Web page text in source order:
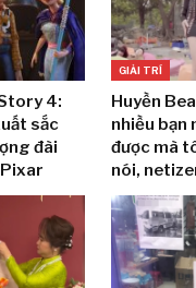
4:
sắc
đài
GIẢI TRÍ
Huyền
nhiều bạn
được mà
nói,